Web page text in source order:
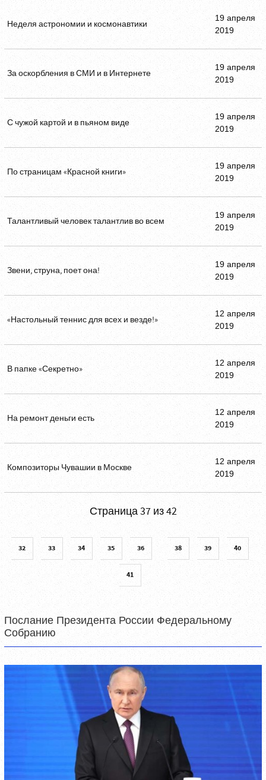
Неделя астрономии и космонавтики
19 апреля
2019
За оскорбления в СМИ и в Интернете
19 апреля
2019
С чужой картой и в пьяном виде
19 апреля
2019
По страницам «Красной книги»
19 апреля
2019
Талантливый человек талантлив во всем
19 апреля
2019
Звени, струна, поет она!
19 апреля
2019
«Настольный теннис для всех и везде!»
12 апреля
2019
В папке «Секретно»
12 апреля
2019
На ремонт деньги есть
12 апреля
2019
Композиторы Чувашии в Москве
12 апреля
2019
Страница 37 из 42
32 33 34 35 36 38 39 40
41
Послание Президента России Федеральному
Собранию